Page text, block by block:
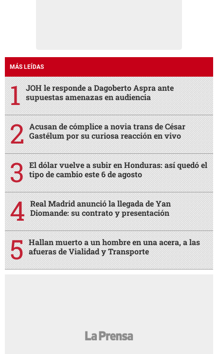
MÁS LEÍDAS
JOH le responde a Dagoberto Aspra ante
supuestas amenazas en audiencia
Acusan de cómplice a novia trans de César
Gastélum por su curiosa reacción en vivo
El dólar vuelve a subir en Honduras: así quedó el
tipo de cambio este 6 de agosto
Real Madrid anunció la llegada de Yan
Diomande: su contrato y presentación
Hallan muerto a un hombre en una acera, a las
afueras de Vialidad y Transporte